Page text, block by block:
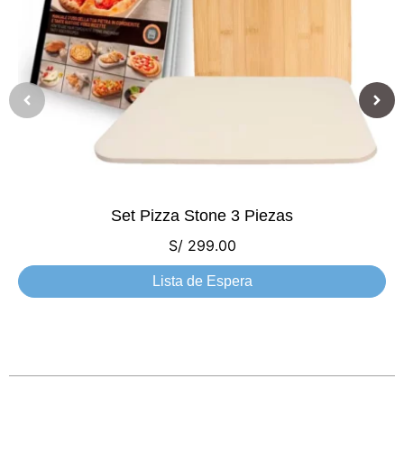
Set Pizza Stone 3 Piezas
S/299.00
Lista de Espera